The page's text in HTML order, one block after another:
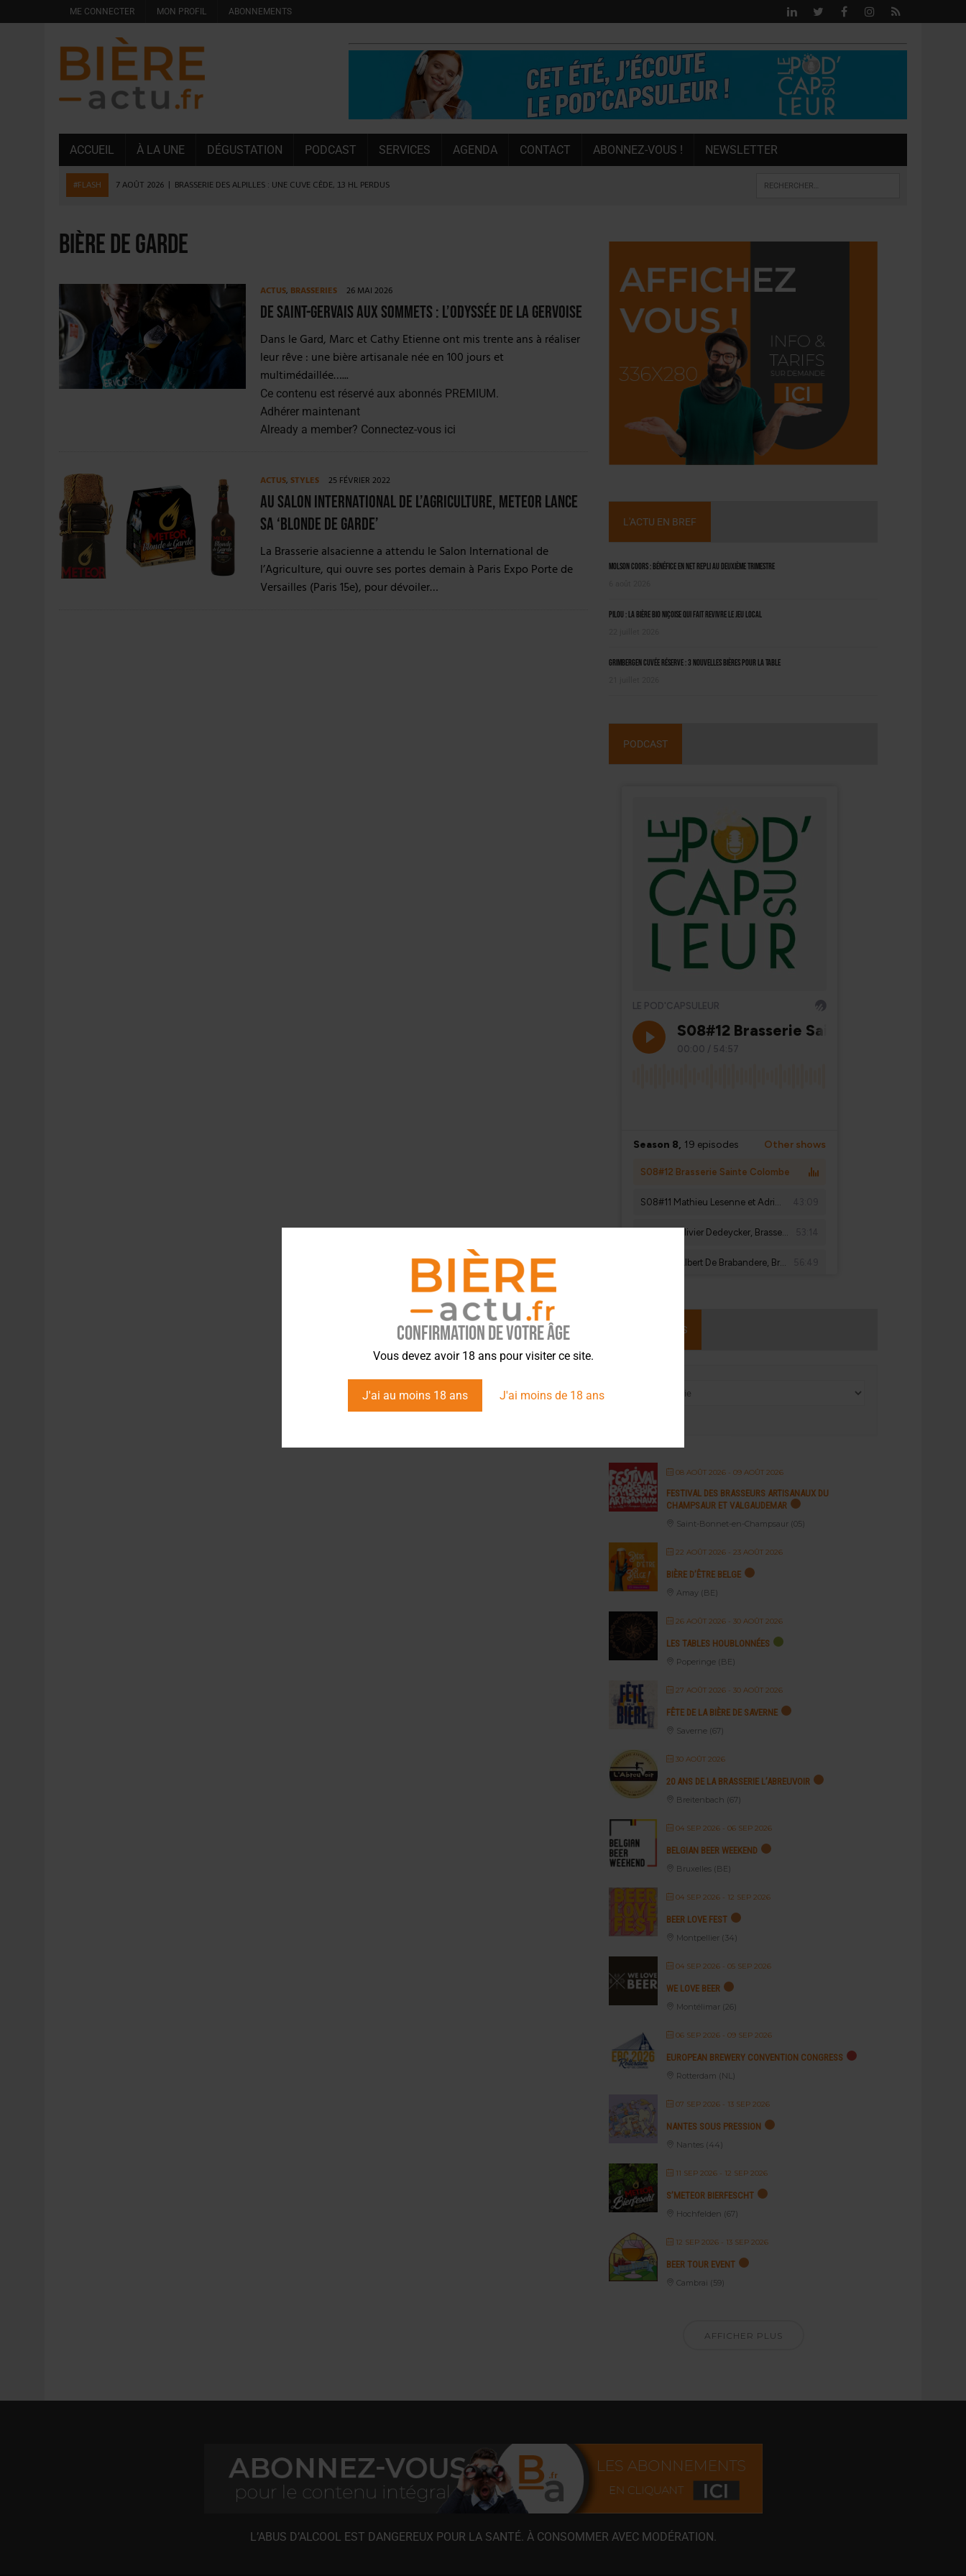
Confirmation de votre âge
Vous devez avoir 18 ans pour visiter ce site.
J'ai au moins 18 ans J'ai moins de 18 ans
ME CONNECTER MON PROFIL ABONNEMENTS
ACCUEIL À LA UNE DÉGUSTATION PODCAST SERVICES AGENDA CONTACT ABONNEZ-VOUS ! NEWSLETTER
#FLASH 7 AOÛT 2026 BRASSERIE DES ALPILLES : UNE CUVE CÈDE, 13 HL PERDUS
6 AOÛT 2026 | SAVERNE : LA FÊTE DE LA BIÈRE SOUFFLE SA 15E BOUGIE
5 AOÛT 2026 | HEINEKEN A SUPPRIMÉ 3 000 POSTES AU PREMIER SEMESTRE
4 AOÛT 2026 | DESPERADOS AVENIDA : 3 INNOVATIONS LATINES DE L’ÉTÉ
4 AOÛT 2026 | LA GÉNÉRATION Z ET LA MODÉRATION RÉINVENTENT LE MARCHÉ [ÉTUDE]
7 AOÛT 2026 | LES EXPORTATIONS DE L’UE CHUTENT DE 11 % EN 2025
Bière de garde
ACTUS, BRASSERIES 26 MAI 2026
De Saint-Gervais aux sommets : l’odyssée de la Gervoise
Dans le Gard, Marc et Cathy Etienne ont mis trente ans à réaliser
leur rêve : une bière artisanale née en 100 jours et
multimédaillée…...
Ce contenu est réservé aux abonnés PREMIUM.
Adhérer maintenant
Already a member? Connectez-vous ici
ACTUS, STYLES 25 FÉVRIER 2022
Au Salon International de l’Agriculture, Meteor lance
sa ‘Blonde de garde’
La Brasserie alsacienne a attendu le Salon International de
l’Agriculture, qui ouvre ses portes demain à Paris Expo Porte de
Versailles (Paris 15e), pour dévoiler…
L'ACTU EN BREF
Molson Coors : bénéfice en net repli au deuxième trimestre
Pilou : la bière bio niçoise qui fait revivre le jeu local
Grimbergen Cuvée Réserve : 3 nouvelles bières pour la table
PODCAST
ÉVÉNEMENTS
08 AOÛT 2026 - 09 AOÛT 2026
FESTIVAL DES BRASSEURS ARTISANAUX DU
CHAMPSAUR ET VALGAUDEMAR
Saint-Bonnet-en-Champsaur (05)
22 AOÛT 2026 - 23 AOÛT 2026
BIÈRE D’ÊTRE BELGE
Amay (BE)
26 AOÛT 2026 - 30 AOÛT 2026
LES TABLES HOUBLONNÉES
Poperinge (BE)
27 AOÛT 2026 - 30 AOÛT 2026
FÊTE DE LA BIÈRE DE SAVERNE
Saverne (67)
30 AOÛT 2026
20 ANS DE LA BRASSERIE L’ABREUVOIR
Breitenbach (67)
04 SEP 2026 - 06 SEP 2026
BELGIAN BEER WEEKEND
Bruxelles (BE)
04 SEP 2026 - 12 SEP 2026
BEER LOVE FEST
Montpellier (34)
04 SEP 2026 - 05 SEP 2026
WE LOVE BEER
Montélimar (26)
06 SEP 2026 - 09 SEP 2026
EUROPEAN BREWERY CONVENTION CONGRESS
Rotterdam (NL)
07 SEP 2026 - 13 SEP 2026
NANTES SOUS PRESSION
Nantes (44)
11 SEP 2026 - 12 SEP 2026
S’METEOR BIERFESCHT
Hochfelden (67)
12 SEP 2026 - 13 SEP 2026
BEER TOUR EVENT
Cambrai (59)
AFFICHER PLUS
L’ABUS D’ALCOOL EST DANGEREUX POUR LA SANTÉ. À CONSOMMER AVEC MODÉRATION.